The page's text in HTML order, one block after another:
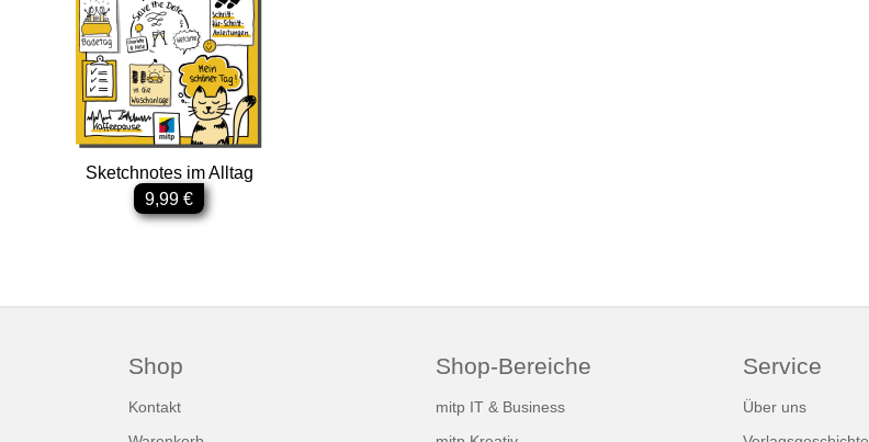
Sketchnotes im Alltag
9,99 €
Shop
Kontakt
Shop-Bereiche
mitp IT & Business
Service
Über uns